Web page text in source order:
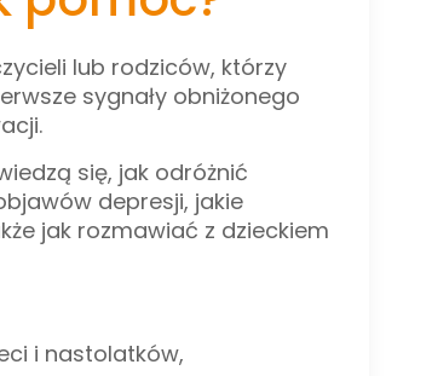
lub rodziców, którzy
sygnały obniżonego
się, jak odróżnić
depresji, jakie
jak rozmawiać z dzieckiem
i nastolatków,